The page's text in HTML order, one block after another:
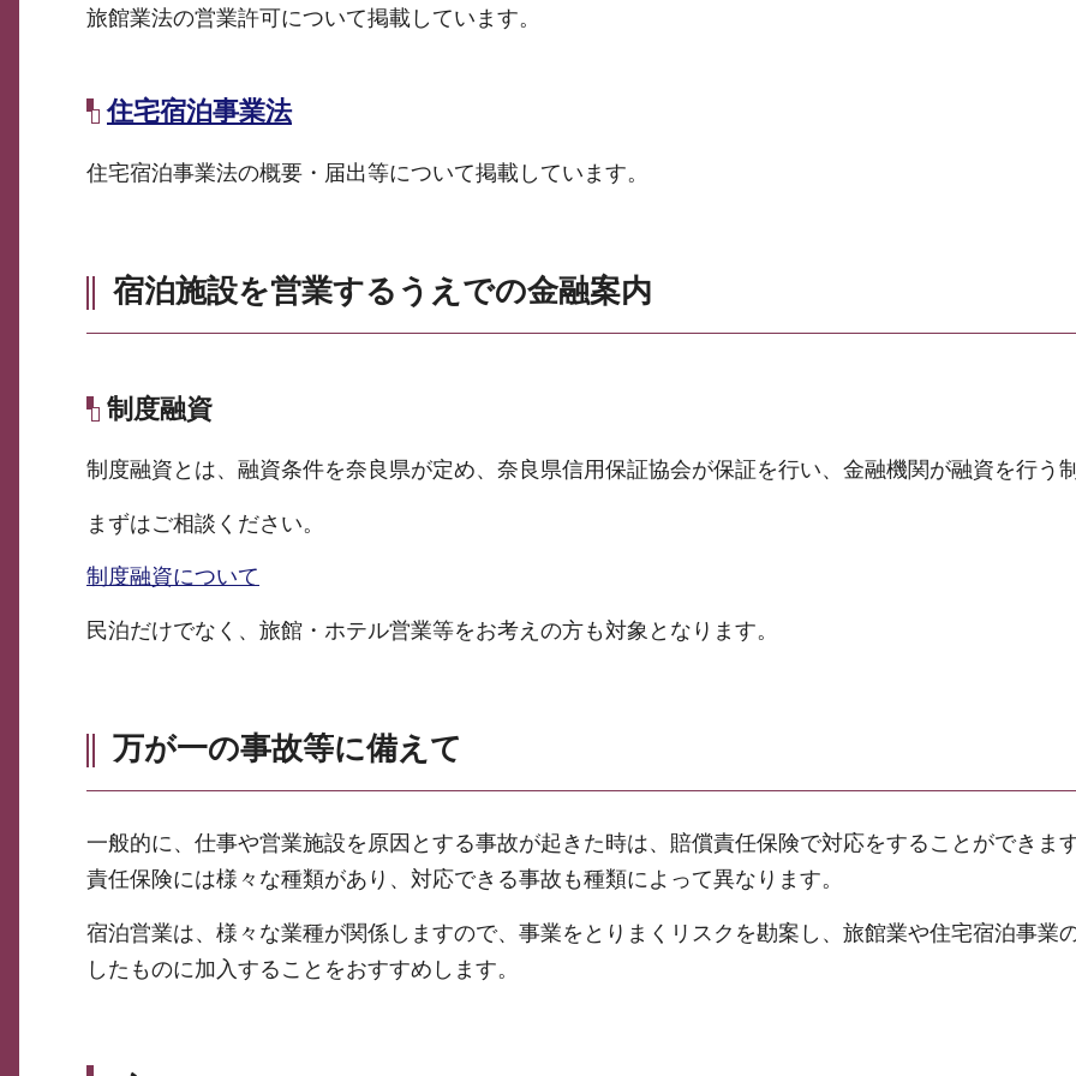
旅館業法の営業許可について掲載しています。
住宅宿泊事業法
住宅宿泊事業法の概要・届出等について掲載しています。
宿泊施設を営業するうえでの金融案内
制度融資
制度融資とは、融資条件を奈良県が定め、奈良県信用保証協会が保証を行い、金融機関が融資を行う制
まずはご相談ください。
制度融資について
民泊だけでなく、旅館・ホテル営業等をお考えの方も対象となります。
万が一の事故等に備えて
一般的に、仕事や営業施設を原因とする事故が起きた時は、賠償責任保険で対応をすることができま
責任保険には様々な種類があり、対応できる事故も種類によって異なります。
宿泊営業は、様々な業種が関係しますので、事業をとりまくリスクを勘案し、旅館業や住宅宿泊事業
したものに加入することをおすすめします。